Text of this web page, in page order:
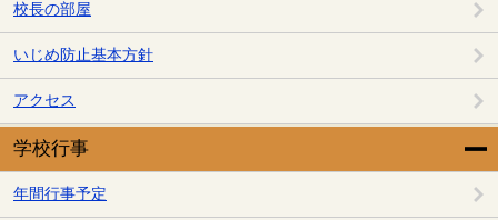
校長の部屋
いじめ防止基本方針
アクセス
学校行事
年間行事予定